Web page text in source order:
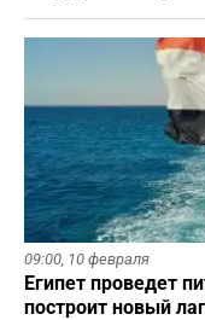
09:00, 10 февраля
Египет проведет
построит новый